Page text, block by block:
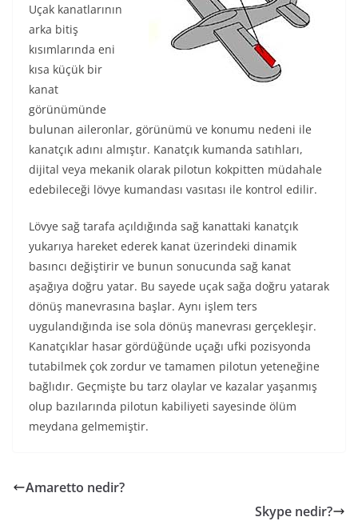
Uçak kanatlarının
arka bitiş
kısımlarında eni
kısa küçük bir
kanat
görünümünde
bulunan aileronlar, görünümü ve konumu nedeni ile
kanatçık adını almıştır. Kanatçık kumanda satıhları,
dijital veya mekanik olarak pilotun kokpitten müdahale
edebileceği lövye kumandası vasıtası ile kontrol edilir.
Lövye sağ tarafa açıldığında sağ kanattaki kanatçık
yukarıya hareket ederek kanat üzerindeki dinamik
basıncı değiştirir ve bunun sonucunda sağ kanat
aşağıya doğru yatar. Bu sayede uçak sağa doğru yatarak
dönüş manevrasına başlar. Aynı işlem ters
uygulandığında ise sola dönüş manevrası gerçekleşir.
Kanatçıklar hasar gördüğünde uçağı ufki pozisyonda
tutabilmek çok zordur ve tamamen pilotun yeteneğine
bağlıdır. Geçmişte bu tarz olaylar ve kazalar yaşanmış
olup bazılarında pilotun kabiliyeti sayesinde ölüm
meydana gelmemiştir.
Amaretto nedir?
Skype nedir?